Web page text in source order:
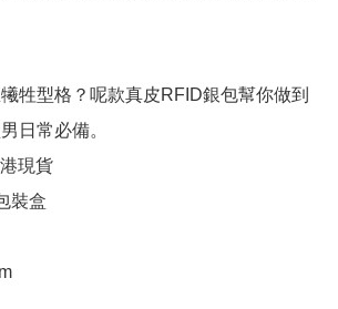
牲型格？呢款真皮RFID銀包幫你做到
日常必備。
現貨
裝盒